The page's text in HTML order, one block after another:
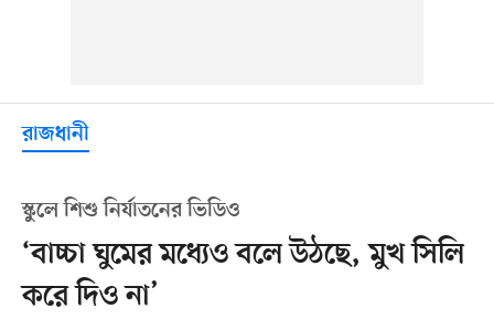
রাজধানী
স্কুলে শিশু নির্যাতনের ভিডিও
‘বাচ্চা ঘুমের মধ্যেও বলে উঠছে, মুখ সিলি
করে দিও না’